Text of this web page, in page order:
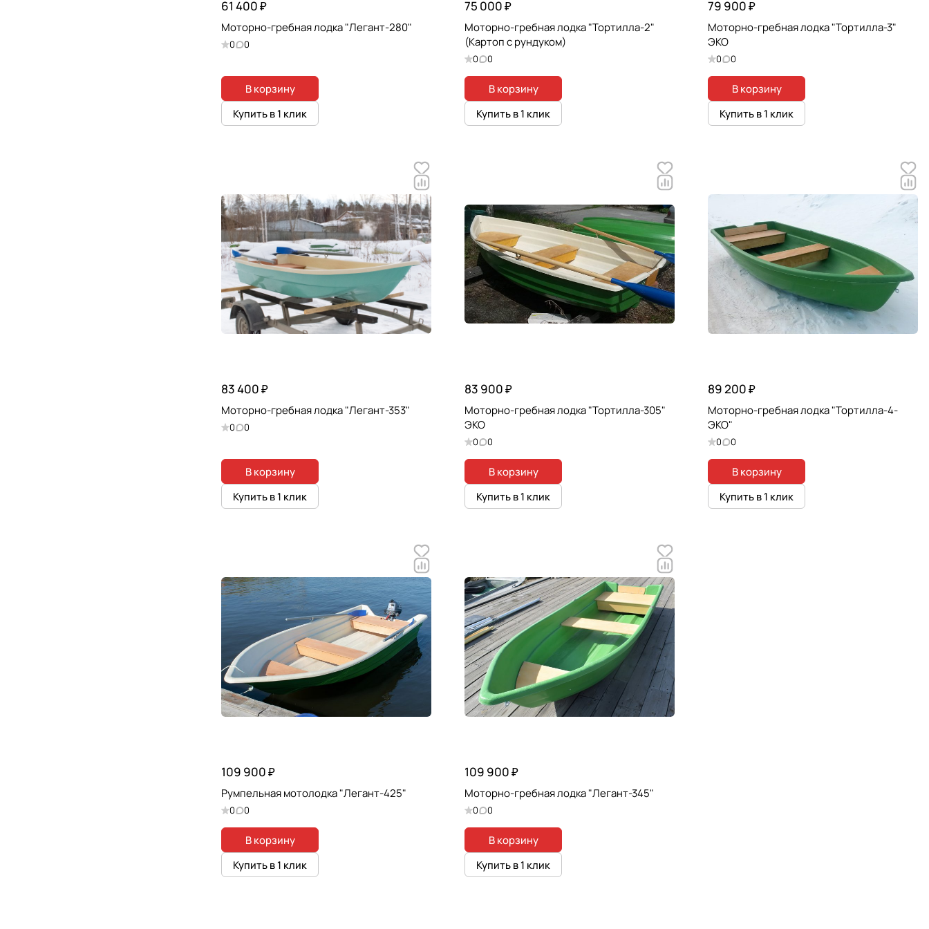
61 400 ₽
Моторно-гребная лодка "Легант-280"
0 0
В корзину
Купить в 1 клик
75 000 ₽
Моторно-гребная лодка "Тортилла-2"
(Картоп с рундуком)
0 0
В корзину
Купить в 1 клик
79 900 ₽
Моторно-гребная лодка "Тортилла-3"
ЭКО
0 0
В корзину
Купить в 1 клик
83 400 ₽
Моторно-гребная лодка "Легант-353"
0 0
В корзину
Купить в 1 клик
83 900 ₽
Моторно-гребная лодка "Тортилла-305"
ЭКО
0 0
В корзину
Купить в 1 клик
89 200 ₽
Моторно-гребная лодка "Тортилла-4-
ЭКО"
0 0
В корзину
Купить в 1 клик
109 900 ₽
Румпельная мотолодка "Легант-425"
0 0
В корзину
Купить в 1 клик
109 900 ₽
Моторно-гребная лодка "Легант-345"
0 0
В корзину
Купить в 1 клик